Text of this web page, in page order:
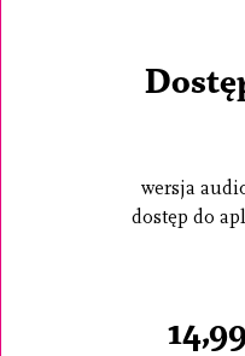
wersja
dostęp do